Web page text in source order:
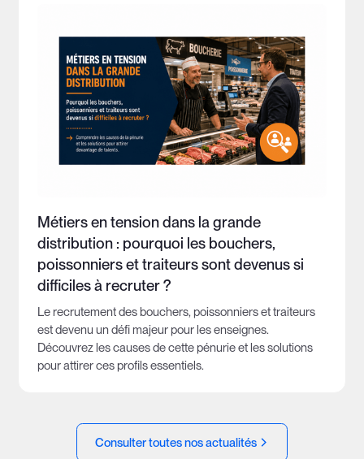
Métiers en tension dans la grande
distribution : pourquoi les bouchers,
poissonniers et traiteurs sont devenus si
difficiles à recruter ?
Le recrutement des bouchers, poissonniers et traiteurs
est devenu un défi majeur pour les enseignes.
Découvrez les causes de cette pénurie et les solutions
pour attirer ces profils essentiels.
Consulter toutes nos actualités